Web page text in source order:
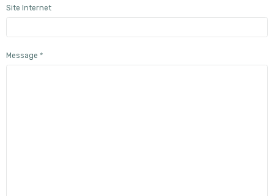
Site Internet
Message